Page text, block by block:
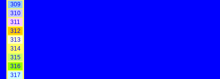
309
310
311
312
313
314
315
316
317